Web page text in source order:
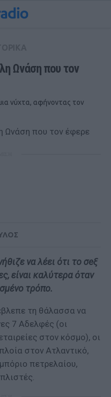
Ωνάση που τον
νύχτα, αφήνοντας τον
να λέει ότι το σeξ
είναι καλύτερα όταν
τρόπο.
τη θάλασσα να
7 Αδελφές (οι
στον κόσμο), οι
στον Ατλαντικό,
πετρελαίου,